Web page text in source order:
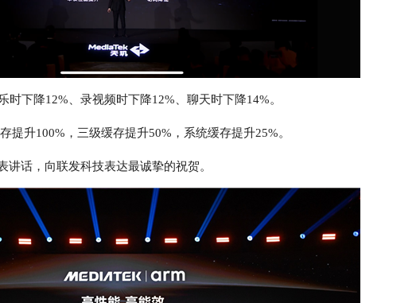
下降12%、录视频时下降12%、聊天时下降14%。
提升100%，三级缓存提升50%，系统缓存提升25%。
话，向联发科技表达最诚挚的祝贺。